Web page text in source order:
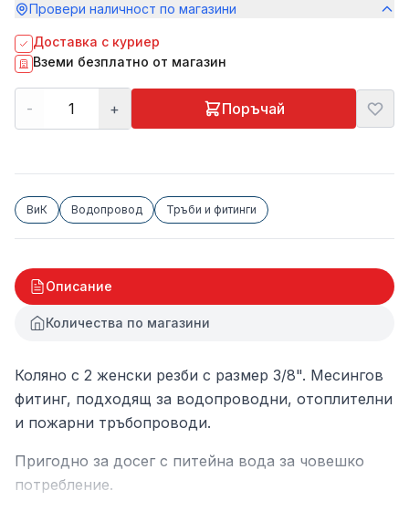
Провери наличност по магазини
Доставка с куриер
Вземи безплатно от магазин
- + Поръчай
ВиК Водопровод Тръби и фитинги
Описание
Количества по магазини
Коляно с 2 женски резби с размер 3/8". Месингов
фитинг, подходящ за водопроводни, отоплителни
и пожарни тръбопроводи.
Пригодно за досег с питейна вода за човешко
потребление.